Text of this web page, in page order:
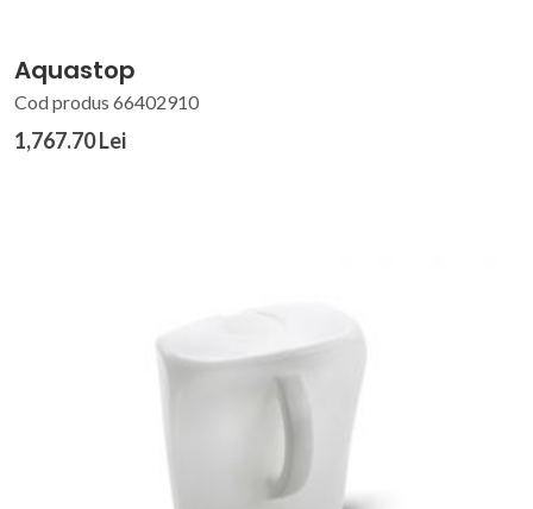
Aquastop
Cod produs 66402910
1,767.70 Lei